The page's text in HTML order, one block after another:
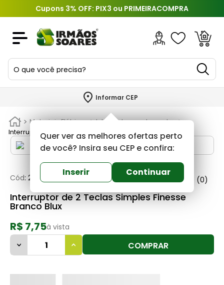
Cupons 3% OFF: PIX3 ou PRIMEIRACOMPRA
O que você precisa?
Informar CEP
Quer ver as melhores ofertas perto
de você? Insira seu CEP e confira:
Inserir Continuar
Materiais Elétricos
Interruptores e tomadas
Interruptor de 2 Teclas Simples Finesse Branco Blux
Cód:240648 Blux (0)
Interruptor de 2 Teclas Simples Finesse
Branco Blux
R$ 7,75à vista
COMPRAR
TERMOS MAIS BUSCADOS
2º
3º
porta
revestimento
5º
argamassa
6º
telha
8º
cimento